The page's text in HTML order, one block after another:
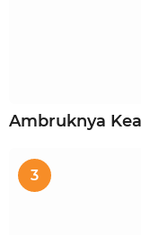
Ambruknya
3